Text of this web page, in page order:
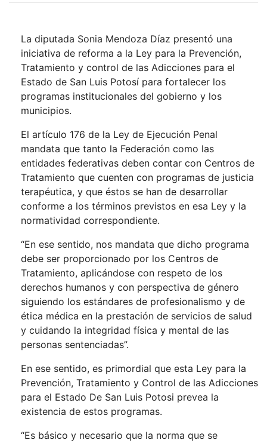
La diputada Sonia Mendoza Díaz presentó una
iniciativa de reforma a la Ley para la Prevención,
Tratamiento y control de las Adicciones para el
Estado de San Luis Potosí para fortalecer los
programas institucionales del gobierno y los
municipios.
El artículo 176 de la Ley de Ejecución Penal
mandata que tanto la Federación como las
entidades federativas deben contar con Centros de
Tratamiento que cuenten con programas de justicia
terapéutica, y que éstos se han de desarrollar
conforme a los términos previstos en esa Ley y la
normatividad correspondiente.
“En ese sentido, nos mandata que dicho programa
debe ser proporcionado por los Centros de
Tratamiento, aplicándose con respeto de los
derechos humanos y con perspectiva de género
siguiendo los estándares de profesionalismo y de
ética médica en la prestación de servicios de salud
y cuidando la integridad física y mental de las
personas sentenciadas”.
En ese sentido, es primordial que esta Ley para la
Prevención, Tratamiento y Control de las Adicciones
para el Estado De San Luis Potosi prevea la
existencia de estos programas.
“Es básico y necesario que la norma que se